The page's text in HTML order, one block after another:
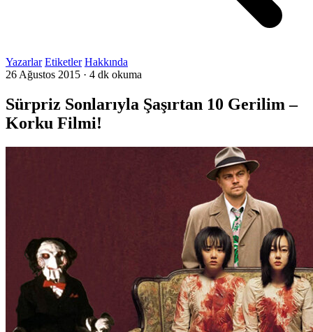
Yazarlar Etiketler Hakkında
26 Ağustos 2015 · 4 dk okuma
Sürpriz Sonlarıyla Şaşırtan 10 Gerilim –
Korku Filmi!